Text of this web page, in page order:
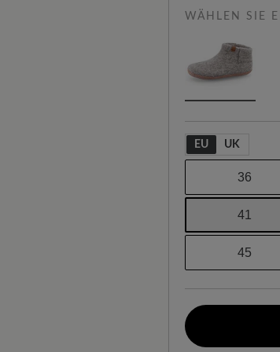
WÄHLEN SIE
EU UK
36
41
45